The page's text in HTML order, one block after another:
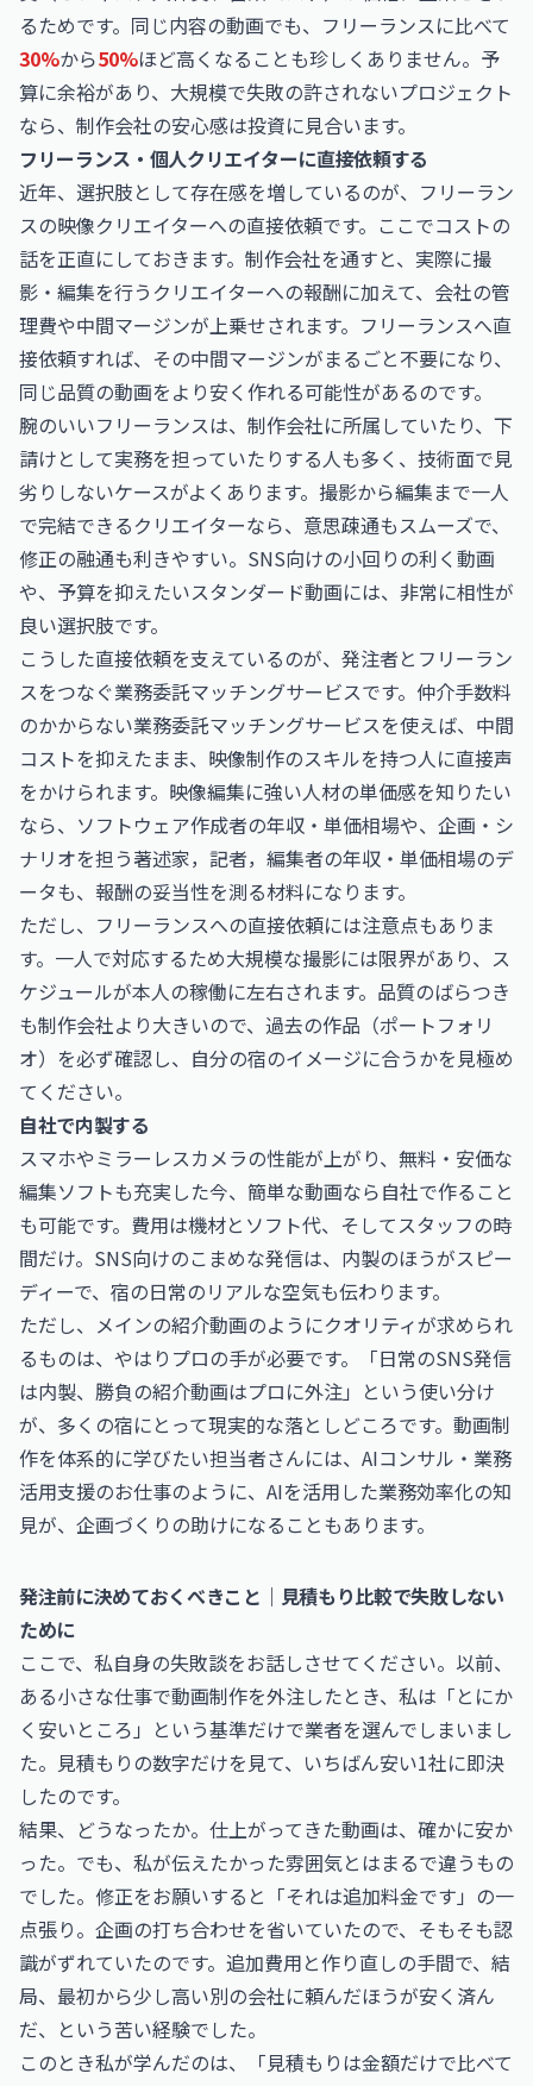
るためです。同じ内容の動画でも、フリーランスに比べて
30%から50%ほど高くなることも珍しくありません。予
算に余裕があり、大規模で失敗の許されないプロジェクト
なら、制作会社の安心感は投資に見合います。
フリーランス・個人クリエイターに直接依頼する
近年、選択肢として存在感を増しているのが、フリーラン
スの映像クリエイターへの直接依頼です。ここでコストの
話を正直にしておきます。制作会社を通すと、実際に撮
影・編集を行うクリエイターへの報酬に加えて、会社の管
理費や中間マージンが上乗せされます。フリーランスへ直
接依頼すれば、その中間マージンがまるごと不要になり、
同じ品質の動画をより安く作れる可能性があるのです。
腕のいいフリーランスは、制作会社に所属していたり、下
請けとして実務を担っていたりする人も多く、技術面で見
劣りしないケースがよくあります。撮影から編集まで一人
で完結できるクリエイターなら、意思疎通もスムーズで、
修正の融通も利きやすい。SNS向けの小回りの利く動画
や、予算を抑えたいスタンダード動画には、非常に相性が
良い選択肢です。
こうした直接依頼を支えているのが、発注者とフリーラン
スをつなぐ業務委託マッチングサービスです。仲介手数料
のかからない業務委託マッチングサービスを使えば、中間
コストを抑えたまま、映像制作のスキルを持つ人に直接声
をかけられます。映像編集に強い人材の単価感を知りたい
なら、 ソフトウェア作成者の年収・単価相場や、企画・シ
ナリオを担う著述家，記者，編集者の年収・単価相場のデ
ータも、報酬の妥当性を測る材料になります。
ただし、フリーランスへの直接依頼には注意点もありま
す。一人で対応するため大規模な撮影には限界があり、ス
ケジュールが本人の稼働に左右されます。品質のばらつき
も制作会社より大きいので、過去の作品（ポートフォリ
オ）を必ず確認し、自分の宿のイメージに合うかを見極め
てください。
自社で内製する
スマホやミラーレスカメラの性能が上がり、無料・安価な
編集ソフトも充実した今、簡単な動画なら自社で作ること
も可能です。費用は機材とソフト代、そしてスタッフの時
間だけ。SNS向けのこまめな発信は、内製のほうがスピー
ディーで、宿の日常のリアルな空気も伝わります。
ただし、メインの紹介動画のようにクオリティが求められ
るものは、やはりプロの手が必要です。「日常のSNS発信
は内製、勝負の紹介動画はプロに外注」という使い分け
が、多くの宿にとって現実的な落としどころです。動画制
作を体系的に学びたい担当者さんには、 AIコンサル・業務
活用支援のお仕事のように、AIを活用した業務効率化の知
見が、企画づくりの助けになることもあります。
発注前に決めておくべきこと｜見積もり比較で失敗しない
ために
ここで、私自身の失敗談をお話しさせてください。以前、
ある小さな仕事で動画制作を外注したとき、私は「とにか
く安いところ」という基準だけで業者を選んでしまいまし
た。見積もりの数字だけを見て、いちばん安い1社に即決
したのです。
結果、どうなったか。仕上がってきた動画は、確かに安か
った。でも、私が伝えたかった雰囲気とはまるで違うもの
でした。修正をお願いすると「それは追加料金です」の一
点張り。企画の打ち合わせを省いていたので、そもそも認
識がずれていたのです。追加費用と作り直しの手間で、結
局、最初から少し高い別の会社に頼んだほうが安く済ん
だ、という苦い経験でした。
このとき私が学んだのは、「見積もりは金額だけで比べて